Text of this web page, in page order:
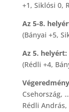
+1, Siklósi 0,
Az 5-8.
(Bányai +5,
Az 5. helyért:
(Rédli +4,
Csehország,
Rédli